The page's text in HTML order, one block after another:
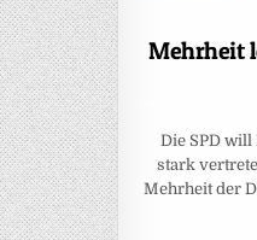
Mehrheit
Die SPD
stark
Mehrheit der